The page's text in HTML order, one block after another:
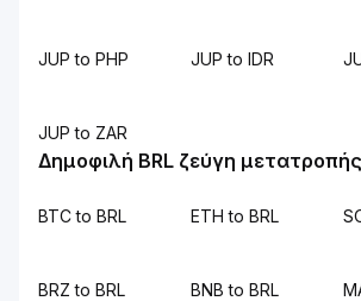
JUP to PHP JUP to IDR
JUP to ZAR
Δημοφιλή BRL ζεύγη μετατροπής
BTC to BRL ETH to BRL
BRZ to BRL BNB to BRL